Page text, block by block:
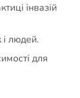
інвазій
і людей.
для